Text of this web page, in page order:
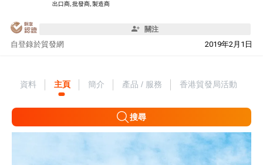
出口商, 批發商, 製造商
關注
自 2019年2月1日
登錄於貿發網
資料 主頁 簡介 產品 / 服務 香港貿發局活動
搜尋